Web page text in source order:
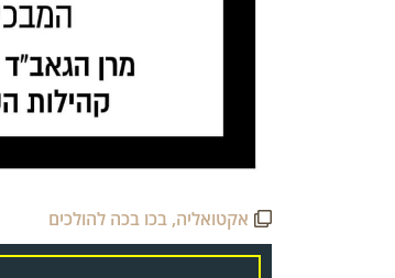
אקטואליה, בכו בכה להולכים